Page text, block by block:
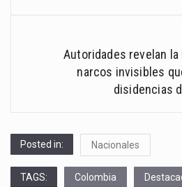
Autoridades revelan
narcos invisibles
disidencias
Posted in: Nacionales
TAGS: Colombia